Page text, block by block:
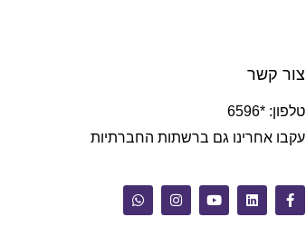
צור קשר
טלפון: *6596
עקבו אחרינו גם ברשתות החברתיות